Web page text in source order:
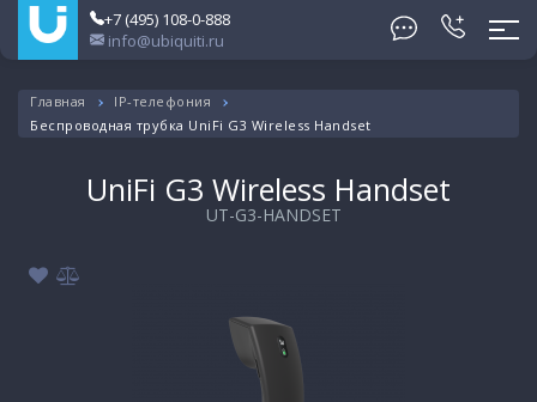
+7 (495) 108-0-888
info@ubiquiti.ru
Главная
IP-телефония
Беспроводная трубка UniFi G3 Wireless Handset
UniFi G3 Wireless Handset
UT-G3-HANDSET